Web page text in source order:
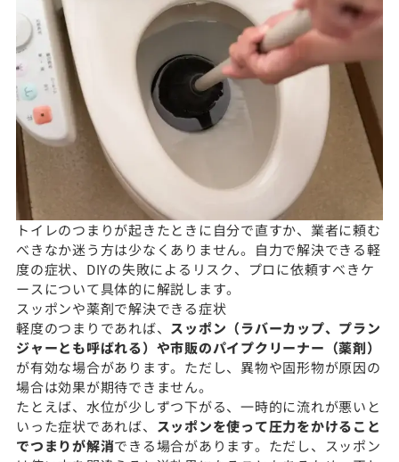
トイレのつまりが起きたときに自分で直すか、業者に頼む
べきなか迷う方は少なくありません。自力で解決できる軽
度の症状、DIYの失敗によるリスク、プロに依頼すべきケ
ースについて具体的に解説します。
スッポンや薬剤で解決できる症状
軽度のつまりであれば、 スッポン（ラバーカップ、プラン
ジャーとも呼ばれる）や市販のパイプクリーナー（薬剤）
が有効な場合があります。ただし、異物や固形物が原因の
場合は効果が期待できません。
たとえば、水位が少しずつ下がる、一時的に流れが悪いと
いった症状であれば、 スッポンを使って圧力をかけること
でつまりが解消できる場合があります。ただし、スッポン